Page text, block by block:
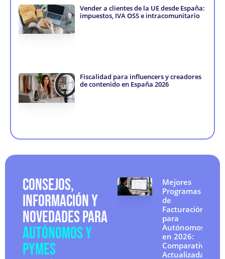
Vender a clientes de la UE desde España:
impuestos, IVA OSS e intracomunitario
Fiscalidad para influencers y creadores
de contenido en España 2026
CONSEJOS,
INFORMACIÓN Y
NOVEDADES PARA
AUTÓNOMOS Y
PYMES
Mejores
Programas
de
Facturación
para
Autónomos
en 2026:
Comparativa
Actualizada